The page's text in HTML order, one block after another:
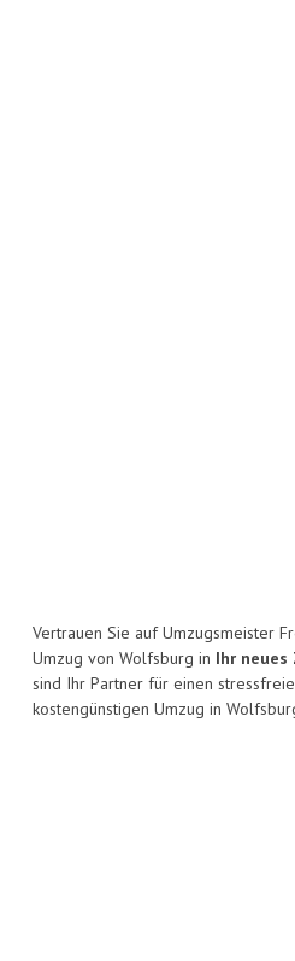
Vertrauen Sie auf Umzugsmeister
Umzug von Wolfsburg in Ihr neues
sind Ihr Partner für einen
kostengünstigen Umzug in